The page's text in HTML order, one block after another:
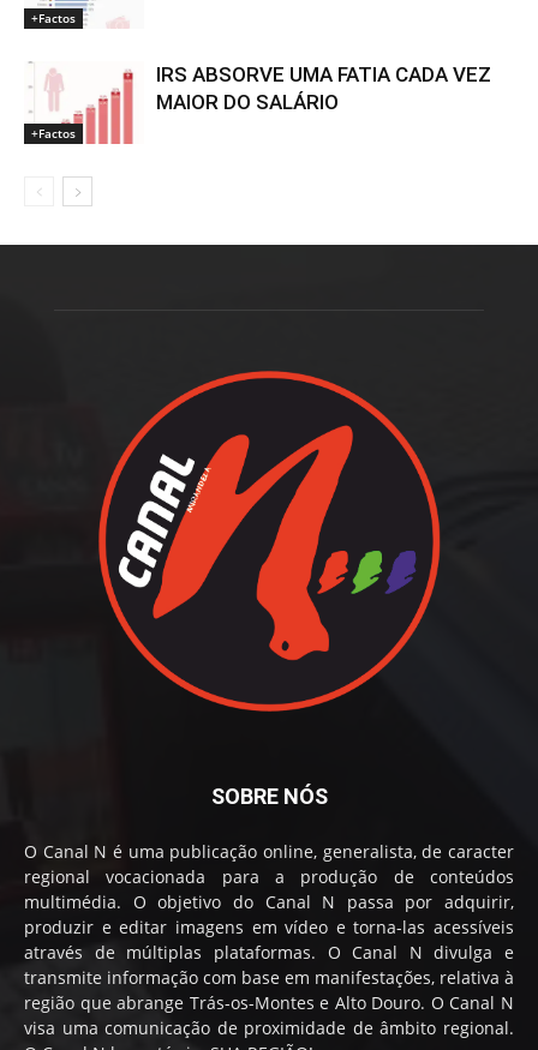
+Factos
+Factos
IRS ABSORVE UMA FATIA CADA VEZ
MAIOR DO SALÁRIO
SOBRE NÓS
O Canal N é uma publicação online, generalista, de caracter
regional vocacionada para a produção de conteúdos
multimédia. O objetivo do Canal N passa por adquirir,
produzir e editar imagens em vídeo e torna-las acessíveis
através de múltiplas plataformas. O Canal N divulga e
transmite informação com base em manifestações, relativa à
região que abrange Trás-os-Montes e Alto Douro. O Canal N
visa uma comunicação de proximidade de âmbito regional.